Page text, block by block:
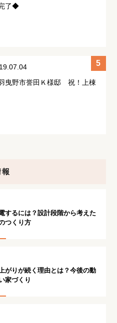
了◆
曳野市誉田Ｋ様邸 祝！上棟
するには？設計段階から考えた
つくり方
がりが続く理由とは？今後の動
家づくり